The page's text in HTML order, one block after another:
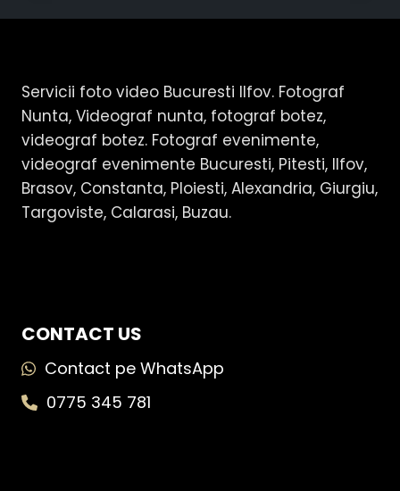
Servicii foto video Bucuresti Ilfov. Fotograf
Nunta, Videograf nunta, fotograf botez,
videograf botez. Fotograf evenimente,
videograf evenimente Bucuresti, Pitesti, Ilfov,
Brasov, Constanta, Ploiesti, Alexandria, Giurgiu,
Targoviste, Calarasi, Buzau.
CONTACT US
Contact pe WhatsApp
0775 345 781